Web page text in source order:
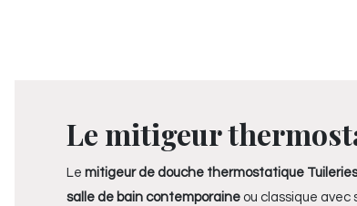
Le mitigeur
Le mitigeur de douche thermostatique Tuileries
salle de bain contemporaine ou classique avec